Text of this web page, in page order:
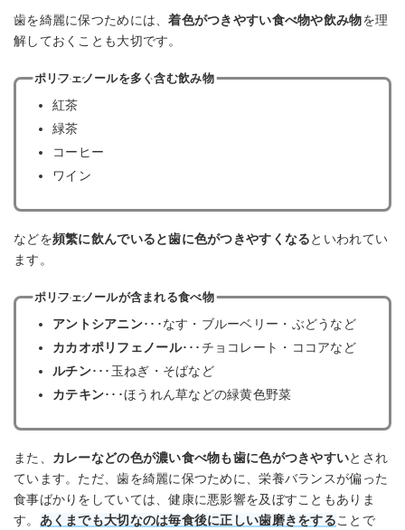
歯を綺麗に保つためには、着色がつきやすい食べ物や飲み物を理
解しておくことも大切です。
ポリフェノールを多く含む飲み物
紅茶
緑茶
コーヒー
ワイン
などを頻繁に飲んでいると歯に色がつきやすくなるといわれてい
ます。
ポリフェノールが含まれる食べ物
アントシアニン･･･なす・ブルーベリー・ぶどうなど
カカオポリフェノール･･･チョコレート・ココアなど
ルチン･･･玉ねぎ・そばなど
カテキン･･･ほうれん草などの緑黄色野菜
また、 カレーなどの色が濃い食べ物も歯に色がつきやすいとされ
ています。ただ、歯を綺麗に保つために、栄養バランスが偏った
食事ばかりをしていては、健康に悪影響を及ぼすこともありま
す。 あくまでも大切なのは毎食後に正しい歯磨きをすることで